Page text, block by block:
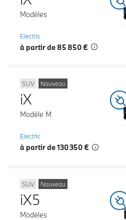
Modèles
Electric
à partir de 85 850 €
SUV Nouveau
iX
Modèle M
Electric
à partir de 130 350 €
SUV Nouveau
iX5
Modèles